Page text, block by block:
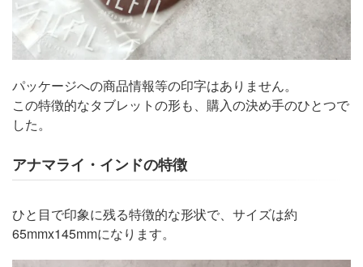
パッケージへの商品情報等の印字はありません。
この特徴的なタブレットの形も、購入の決め手のひとつで
した。
アナマライ・インドの特徴
ひと目で印象に残る特徴的な形状で、サイズは約
65mmx145mmになります。